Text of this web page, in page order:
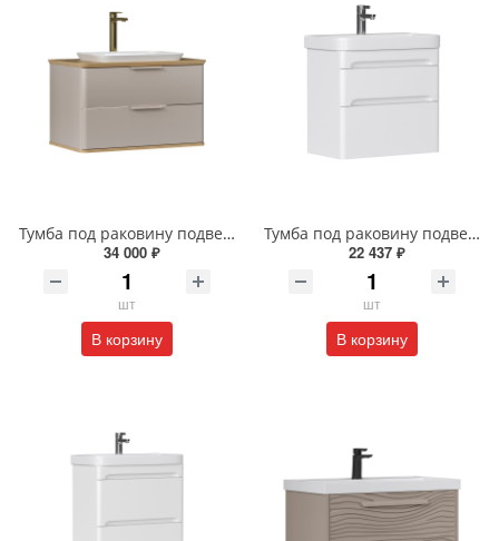
Тумба под раковину подвесная EQUIL Десерт 80.2Я/Desert 80.2Y с ручками в цвет амарок tpDSRT80.2Y-25R амарок/дуб
34 000 ₽
шт
В корзину
Тумба под раковину подвесная EQUIL Найс 70 см tpNICE70.2Y-05 белая
22 437 ₽
шт
В корзину